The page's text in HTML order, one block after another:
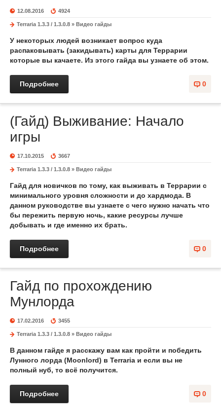
12.08.2016 4924
Terraria 1.3.3 / 1.3.0.8 » Видео гайды
У некоторых людей возникает вопрос куда
распаковывать (закидывать) карты для Террарии
которые вы качаете. Из этого гайда вы узнаете об этом.
0
Подробнее
(Гайд) Выживание: Начало
игры
17.10.2015 3667
Terraria 1.3.3 / 1.3.0.8 » Видео гайды
Гайд для новичков по тому, как выживать в Террарии с
минимального уровня сложности и до хардмода. В
данном руководстве вы узнаете с чего нужно начать что
бы пережить первую ночь, какие ресурсы лучше
добывать и где именно их брать.
0
Подробнее
Гайд по прохождению
Мунлорда
17.02.2016 3455
Terraria 1.3.3 / 1.3.0.8 » Видео гайды
В данном гайде я расскажу вам как пройти и победить
Лунного лорда (Moonlord) в Terraria и если вы не
полный нуб, то всё получится.
0
Подробнее